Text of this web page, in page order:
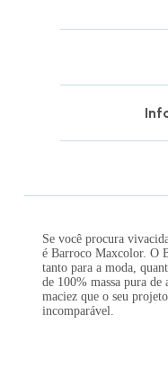
Se você procura
é Barroco Maxcolor. O
tanto para a moda,
de 100% massa pura de
maciez que o seu
incomparável.